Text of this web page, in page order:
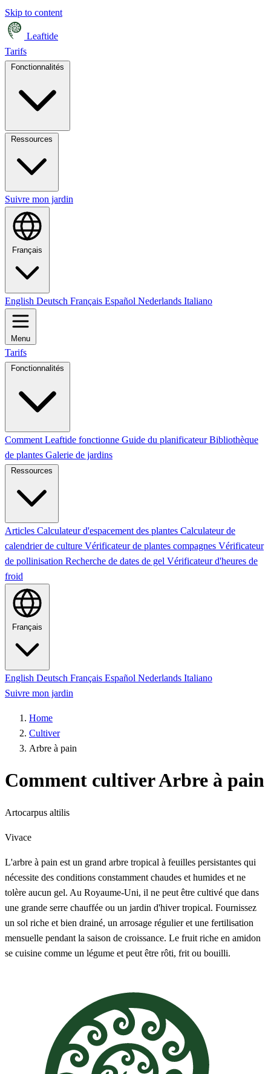
Skip to content
Leaftide
Tarifs
Suivre mon jardin
Français
English Deutsch Français Español Nederlands Italiano
Menu
Tarifs
Fonctionnalités
Comment Leaftide fonctionne Guide du planificateurBibliothèque
de plantes Galerie de jardins
Ressources
Articles Calculateur d'espacement des plantes Calculateur de
calendrier de culture Vérificateur de plantes compagnes Vérificateur
de pollinisation Recherche de dates de gel Vérificateur d'heures de
froid
Français
English Deutsch Français Español Nederlands Italiano
Suivre mon jardin
Home
Cultiver
Arbre à pain
Comment cultiver Arbre à pain
Artocarpus altilis
Vivace
L'arbre à pain est un grand arbre tropical à feuilles persistantes qui
nécessite des conditions constamment chaudes et humides et ne
tolère aucun gel. Au Royaume-Uni, il ne peut être cultivé que dans
une grande serre chauffée ou un jardin d'hiver tropical. Fournissez
un sol riche et bien drainé, un arrosage régulier et une fertilisation
mensuelle pendant la saison de croissance. Le fruit riche en amidon
se cuisine comme un légume et peut être rôti, frit ou bouilli.